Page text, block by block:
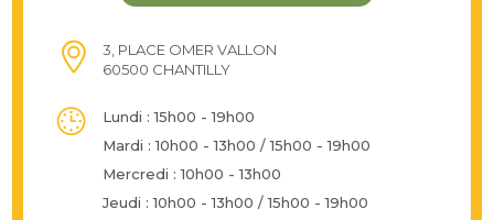
3, PLACE OMER VALLON
60500 CHANTILLY
Lundi : 15h00 - 19h00
Mardi : 10h00 - 13h00 / 15h00 - 19h00
Mercredi : 10h00 - 13h00
Jeudi : 10h00 - 13h00 / 15h00 - 19h00